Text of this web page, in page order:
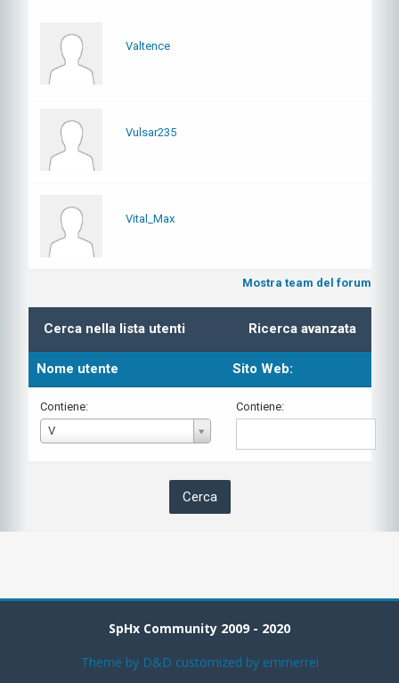
Valtence
Vulsar235
Vital_Max
Mostra team del forum
Ricerca avanzata
Cerca nella lista utenti
Nome utente Sito Web:
Contiene:
V
Nome
utente
Contiene:
SpHx Community 2009 - 2020
Theme by D&D customized by emmerrei